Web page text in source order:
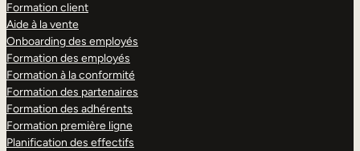
Formation client
Aide à la vente
Onboarding des employés
Formation des employés
Formation à la conformité
Formation des partenaires
Formation des adhérents
Formation première ligne
Planification des effectifs